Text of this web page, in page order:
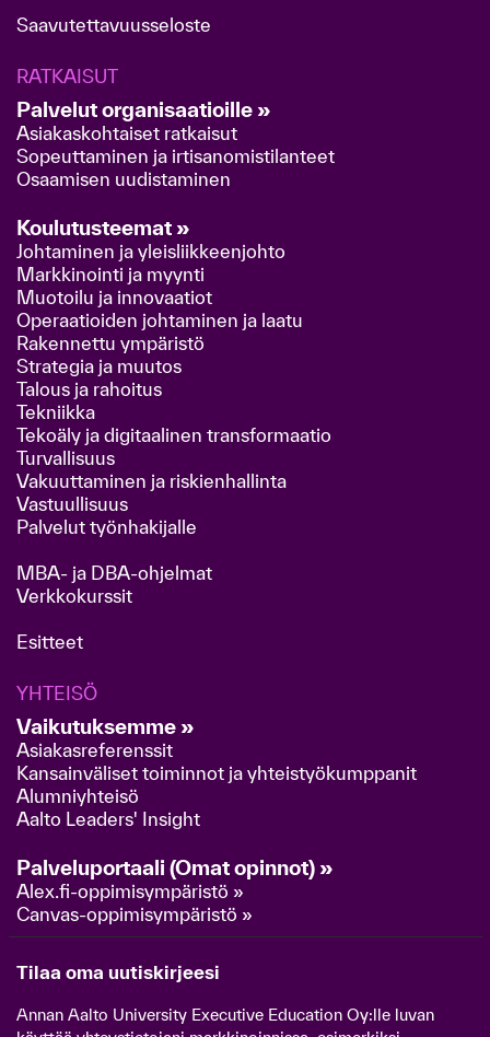
Saavutettavuusseloste
RATKAISUT
Palvelut organisaatioille »
Asiakaskohtaiset ratkaisut
Sopeuttaminen ja irtisanomistilanteet
Osaamisen uudistaminen
Koulutusteemat »
Johtaminen ja yleisliikkeenjohto
Markkinointi ja myynti
Muotoilu ja innovaatiot
Operaatioiden johtaminen ja laatu
Rakennettu ympäristö
Strategia ja muutos
Talous ja rahoitus
Tekniikka
Tekoäly ja digitaalinen transformaatio
Turvallisuus
Vakuuttaminen ja riskienhallinta
Vastuullisuus
Palvelut työnhakijalle
MBA- ja DBA-ohjelmat
Verkkokurssit
Esitteet
YHTEISÖ
Vaikutuksemme »
Asiakasreferenssit
Kansainväliset toiminnot ja yhteistyökumppanit
Alumniyhteisö
Aalto Leaders' Insight
Palveluportaali (Omat opinnot) »
Alex.fi-oppimisympäristö »
Canvas-oppimisympäristö »
Tilaa oma uutiskirjeesi
Annan Aalto University Executive Education Oy:lle luvan